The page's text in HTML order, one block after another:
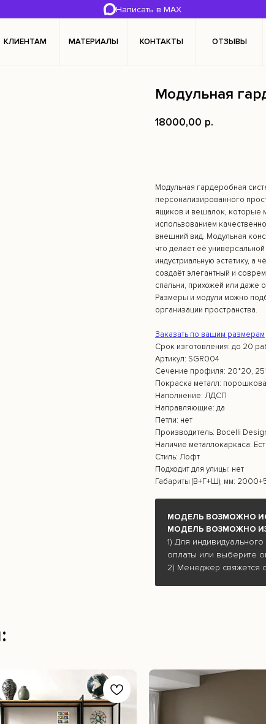
Написать в MAX
КЛИЕНТАМ МАТЕРИАЛЫ КОНТАКТЫ ОТЗЫВЫ
Модульная
18000,00 р.
Модульная гардеробная
персонализированного
ящиков и вешалок, которые
использованием
внешний вид. Модульная
что делает её
индустриальную эстетику, а
создаёт элегантный и
спальни, прихожей или даже
Размеры и модули можно
организации пространства.
Заказать по вашим размерам
Срок изготовления: до 20
Артикул: SGR004
Сечение профиля: 20*20,
Покраска металл:
Наполнение: ЛДСП
Направляющие: да
Петли: нет
Производитель: Bocelli
Наличие металлокаркаса:
Стиль: Лофт
Подходит для улицы: нет
Габариты (В+Г+Ш), мм:
МОДЕЛЬ ВОЗМОЖНО
МОДЕЛЬ ВОЗМОЖНО
1) Для
оплаты или выберите
2) Менеджер свяжется